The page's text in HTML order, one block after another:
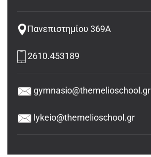
Πανεπιστημίου 369Α
2610.453189
gymnasio@themelioschool.gr
lykeio@themelioschool.gr